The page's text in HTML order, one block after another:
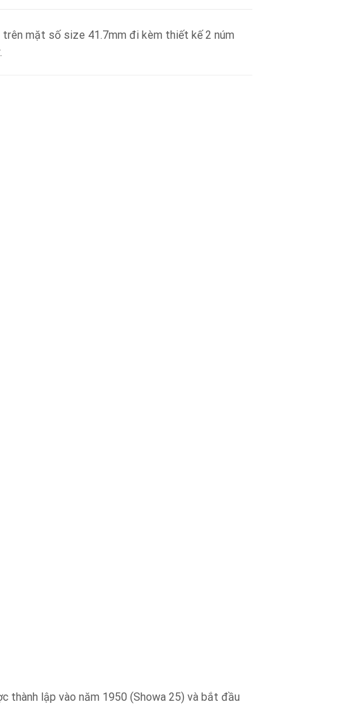
mặt số size 41.7mm đi kèm thiết kế 2 núm
thành lập vào năm 1950 (Showa 25) và bắt đầu